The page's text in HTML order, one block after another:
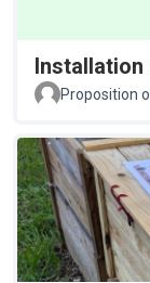
Installation
Proposition